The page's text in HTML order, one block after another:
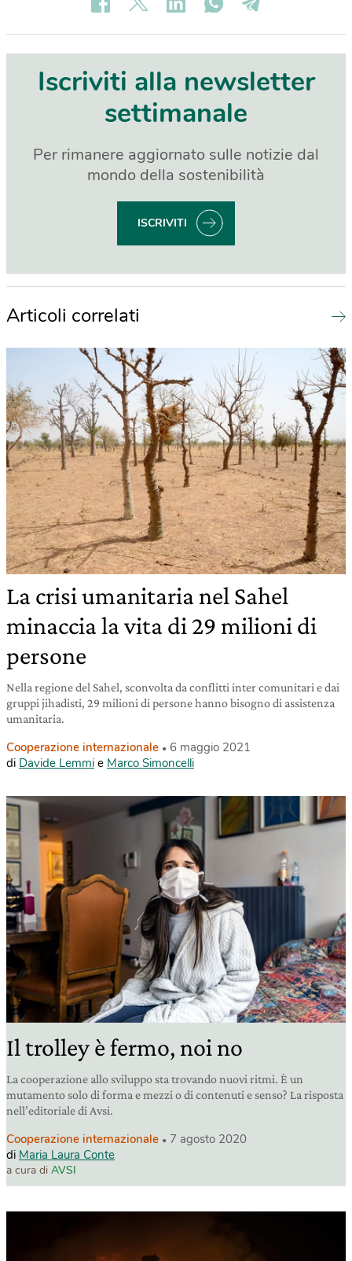
Iscriviti alla newsletter
settimanale
Per rimanere aggiornato sulle notizie dal
mondo della sostenibilità
ISCRIVITI
Articoli correlati
La crisi umanitaria nel Sahel
minaccia la vita di 29 milioni di
persone
Nella regione del Sahel, sconvolta da conflitti inter comunitari e dai
gruppi jihadisti, 29 milioni di persone hanno bisogno di assistenza
umanitaria.
Cooperazione internazionale
6 maggio 2021
di Davide Lemmi e Marco Simoncelli
Il trolley è fermo, noi no
La cooperazione allo sviluppo sta trovando nuovi ritmi. È un
mutamento solo di forma e mezzi o di contenuti e senso? La risposta
nell’editoriale di Avsi.
Cooperazione internazionale
7 agosto 2020
di Maria Laura Conte
a cura di AVSI